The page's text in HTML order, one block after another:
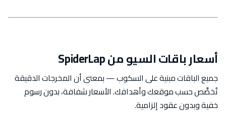
أسعار باقات السيو من SpiderLap
جميع الباقات مبنية على السكوب — بمعنى أن المخرجات الدقيقة
تُخصَّص حسب موقعك وأهدافك. الأسعار شفافة، بدون رسوم
خفية وبدون عقود إلزامية.